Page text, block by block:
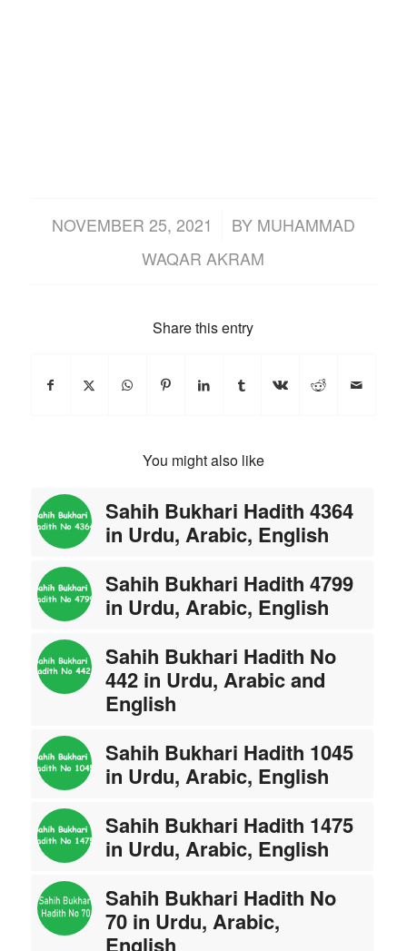
NOVEMBER 25, 2021
/ BY MUHAMMAD
WAQAR AKRAM
Share this entry
You might also like
Sahih Bukhari Hadith 4364
in Urdu, Arabic, English
Sahih Bukhari Hadith 4799
in Urdu, Arabic, English
Sahih Bukhari Hadith No
442 in Urdu, Arabic and
English
Sahih Bukhari Hadith 1045
in Urdu, Arabic, English
Sahih Bukhari Hadith 1475
in Urdu, Arabic, English
Sahih Bukhari Hadith No
70 in Urdu, Arabic,
English